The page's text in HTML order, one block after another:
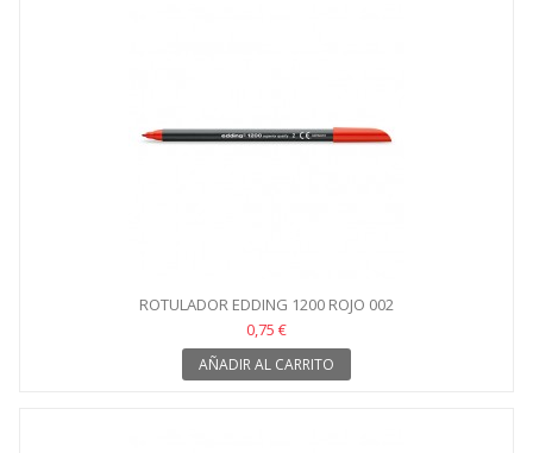
ROTULADOR EDDING 1200 ROJO 002
0,75 €
AÑADIR AL CARRITO